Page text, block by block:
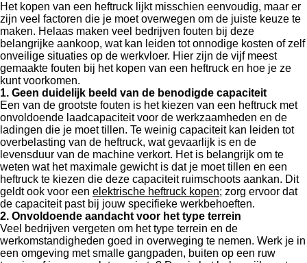
Het kopen van een heftruck lijkt misschien eenvoudig, maar er
zijn veel factoren die je moet overwegen om de juiste keuze te
maken. Helaas maken veel bedrijven fouten bij deze
belangrijke aankoop, wat kan leiden tot onnodige kosten of zelf
onveilige situaties op de werkvloer. Hier zijn de vijf meest
gemaakte fouten bij het kopen van een heftruck en hoe je ze
kunt voorkomen.
1. Geen duidelijk beeld van de benodigde capaciteit
Een van de grootste fouten is het kiezen van een heftruck met
onvoldoende laadcapaciteit voor de werkzaamheden en de
ladingen die je moet tillen. Te weinig capaciteit kan leiden tot
overbelasting van de heftruck, wat gevaarlijk is en de
levensduur van de machine verkort. Het is belangrijk om te
weten wat het maximale gewicht is dat je moet tillen en een
heftruck te kiezen die deze capaciteit ruimschoots aankan. Dit
geldt ook voor een elektrische heftruck kopen; zorg ervoor dat
de capaciteit past bij jouw specifieke werkbehoeften.
2. Onvoldoende aandacht voor het type terrein
Veel bedrijven vergeten om het type terrein en de
werkomstandigheden goed in overweging te nemen. Werk je in
een omgeving met smalle gangpaden, buiten op een ruw